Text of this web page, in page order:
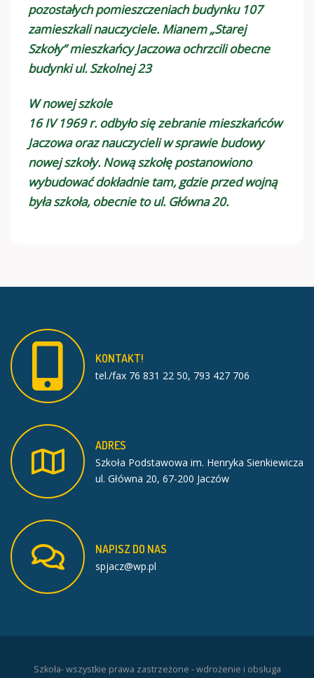
pozostałych pomieszczeniach budynku 107
zamieszkali nauczyciele. Mianem „Starej
Szkoły” mieszkańcy Jaczowa ochrzcili obecne
budynki ul. Szkolnej 23
W nowej szkole
16 IV 1969 r. odbyło się zebranie mieszkańców
Jaczowa oraz nauczycieli w sprawie budowy
nowej szkoły. Nową szkołę postanowiono
wybudować dokładnie tam, gdzie przed wojną
była szkoła, obecnie to ul. Główna 20.
KONTAKT!
tel./fax 76 831 22 50, 793 427 706
ADRES
Szkoła Podstawowa im. Henryka Sienkiewicza
ul. Główna 20, 67-200 Jaczów
NAPISZDO NAS
spjacz@wp.pl
Szkoła- wszystkie prawa zastrzeżone - wdrożenie i obsługa